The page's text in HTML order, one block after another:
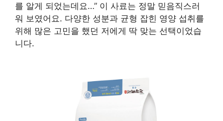
를 알게 되었는데요…” 이 사료는 정말 믿음직스러
워 보였어요. 다양한 성분과 균형 잡힌 영양 섭취를
위해 많은 고민을 했던 저에게 딱 맞는 선택이었습
니다.